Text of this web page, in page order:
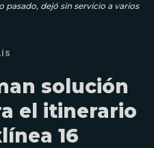
pasado, dejó sin servicio a varios
solución
el itinerario
16